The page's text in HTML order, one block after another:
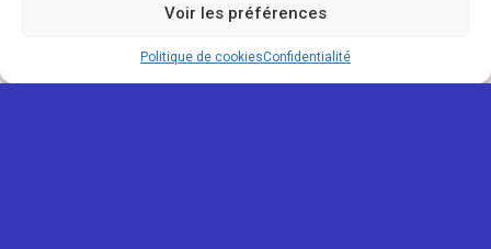
Voir les préférences
Politique de cookiesConfidentialité